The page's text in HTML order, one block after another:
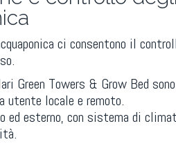
ci consentono il
Green Towers & Grow Bed
utente locale e remoto.
esterno, con sistema di